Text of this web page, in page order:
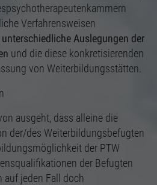
Verfahrensweisen
unterschiedliche Auslegungen der
und die diese konkretisierenden
von Weiterbildungsstätten.
ausgeht, dass alleine die
der/des Weiterbildungsbefugten
der PTW
der Befugten
auf jeden Fall doch